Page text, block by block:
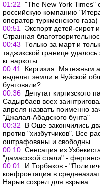
01:22 "The New York Times"
российскую компанию
оператор туркменского
00:51
Экспорт детей-сирот
Странная
00:43 Только за март и
таджикской границе
кг наркоты
00:41
Киргизия. Мятежным
выделят земли в Чуйской
бунтовали?
00:36 Депутат киргизского
Садырбаев всех
апреля назвать поименно
"Джалал-Абадского бунта"
00:32
В Оше закончились
против "хизбутчиков". Все
оштрафованы и свободны
00:10 Сенсация из
"дамасской стали" -
00:01
И.Торбаков -
конфронтация в
Нарыв созрел для взрыва